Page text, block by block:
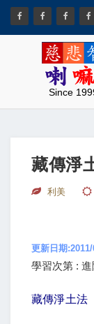
Since
藏傳淨
利美
更新日期
學習次第 : 進
藏傳淨土法